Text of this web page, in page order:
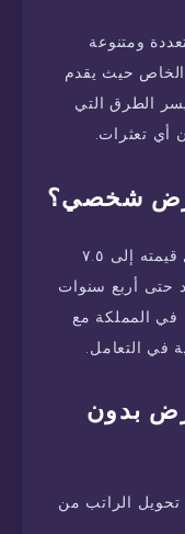
ومتنوعة
الخاص حيث يقدم
الطرق التي
أي تعثرات.
قرض شخصي؟
يعطي مصرف الإنماء مبلغ تمويل تصل قيمته إلى ٧.٥
حتى أربع سنوات
في المملكة مع
في التعامل.
بدون
الراتب من